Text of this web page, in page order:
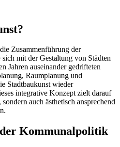
Zusammenführung der
mit der Gestaltung von Städten
Jahren auseinander gedrifteten
Raumplanung und
Stadtbaukunst wieder
integrative Konzept zielt darauf
auch ästhetisch ansprechend
Kommunalpolitik